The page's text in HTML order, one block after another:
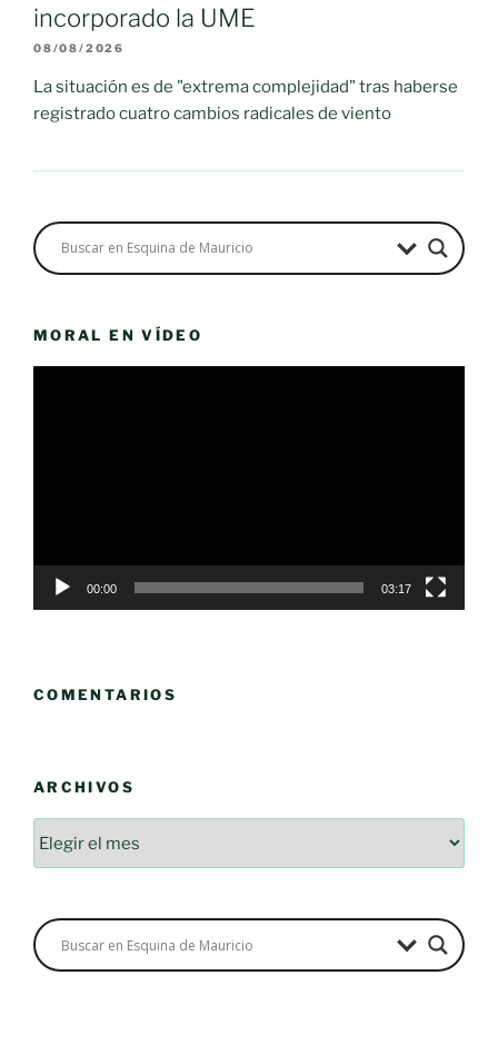
incorporado la UME
08/08/2026
La situación es de "extrema complejidad" tras haberse
registrado cuatro cambios radicales de viento
MORAL EN VÍDEO
00:00 03:17
COMENTARIOS
ARCHIVOS